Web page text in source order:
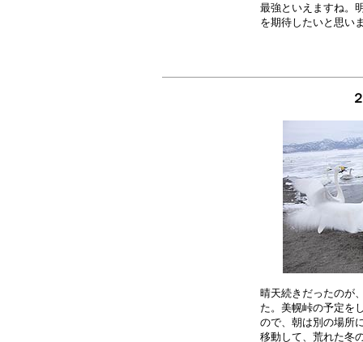
最強といえますね。
晴天続きだったのが
た。美幌峠の予定を
ので、朝は別の場所
移動して、荒れた冬